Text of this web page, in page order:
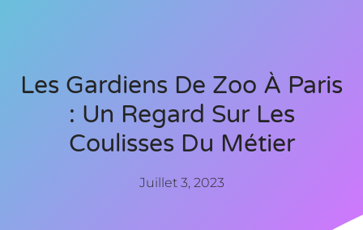
Les Gardiens De Zoo À Paris
: Un Regard Sur Les
Coulisses Du Métier
Juillet 3, 2023